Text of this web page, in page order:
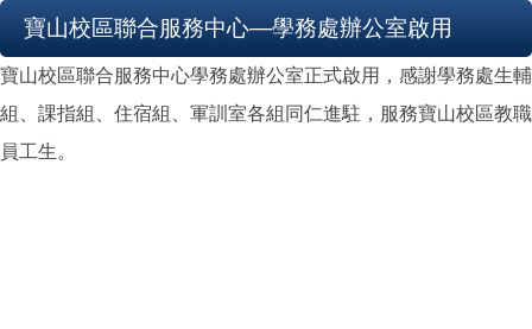
寶山校區聯合服務中心—學務處辦公室啟用
寶山校區聯合服務中心學務處辦公室正式啟用，感謝學務處生輔
組、課指組、住宿組、軍訓室各組同仁進駐，服務寶山校區教職
員工生。